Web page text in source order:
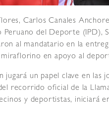
Carlos Canales
del Deporte (IPD),
al mandatario en la
en apoyo al
jugará un papel clave en las
recorrido oficial de la
y deportistas, iniciará